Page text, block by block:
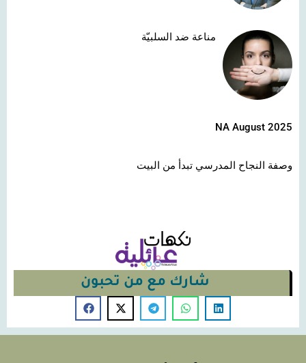
مناعة ضد السلبيّة
NA August 2025
وصفة النجاح المدرسي تبدأ من البيت
شارك مع من تحبون